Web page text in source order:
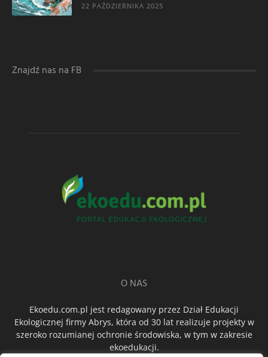
22 PAŹDZIERNIKA 2025
Znajdź nas na FB
O NAS
Ekoedu.com.pl jest redagowany przez Dział Edukacji
Ekologicznej firmy Abrys, która od 30 lat realizuje projekty w
szeroko rozumianej ochronie środowiska, w tym w zakresie
ekoedukacji.